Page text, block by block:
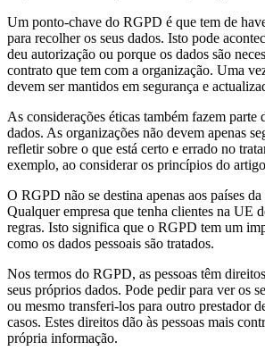
Um ponto-chave do RGPD é que tem de
para recolher os seus dados. Isto pode
deu autorização ou porque os dados são
contrato que tem com a organização. Uma
devem ser mantidos em segurança e
As considerações éticas também fazem parte
dados. As organizações não devem apenas
refletir sobre o que está certo e errado no
exemplo, ao considerar os princípios do
O RGPD não se destina apenas aos países
Qualquer empresa que tenha clientes na UE
regras. Isto significa que o RGPD tem um
como os dados pessoais são tratados.
Nos termos do RGPD, as pessoas têm
seus próprios dados. Pode pedir para ver os
ou mesmo transferi-los para outro prestador
casos. Estes direitos dão às pessoas mais
própria informação.